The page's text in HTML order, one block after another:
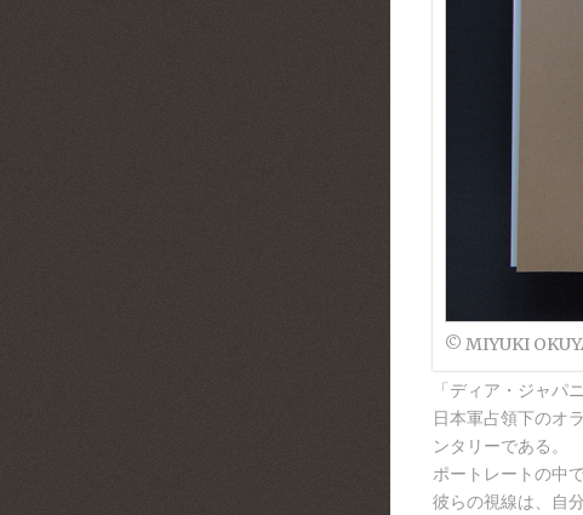
© MIYUKI
「ディア・ジャパ
日本軍占領下のオ
ンタリーである。
ポートレートの中
彼らの視線は、自